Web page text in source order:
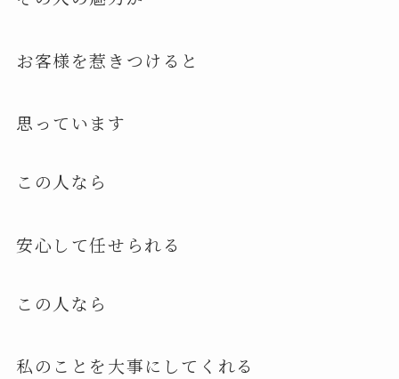
お客様を惹きつけると
思っています
この人なら
安心して任せられる
この人なら
私のことを大事にしてくれる